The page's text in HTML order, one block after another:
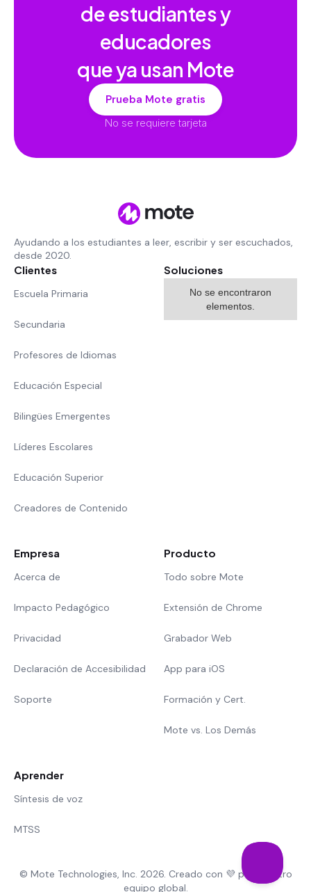
de estudiantes y
educadores
que ya usan Mote
Prueba Mote gratis
No se requiere tarjeta
Ayudando a los estudiantes a leer, escribir y ser escuchados,
desde 2020.
Clientes
Escuela Primaria
Secundaria
Profesores de Idiomas
Educación Especial
Bilingües Emergentes
Líderes Escolares
Educación Superior
Creadores de Contenido
Soluciones
No se encontraron
elementos.
Empresa
Acerca de
Impacto Pedagógico
Privacidad
Declaración de Accesibilidad
Soporte
Producto
Todo sobre Mote
Extensión de Chrome
Grabador Web
App para iOS
Formación y Cert.
Mote vs. Los Demás
Aprender
Síntesis de voz
MTSS
© Mote Technologies, Inc. 2026. Creado con 💜 por nuestro
equipo global.